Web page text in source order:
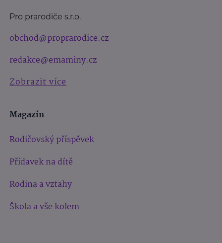
Pro prarodiče s.r.o.
obchod@proprarodice.cz
redakce@emaminy.cz
Zobrazit více
Magazín
Rodičovský příspěvek
Přídavek na dítě
Rodina a vztahy
Škola a vše kolem